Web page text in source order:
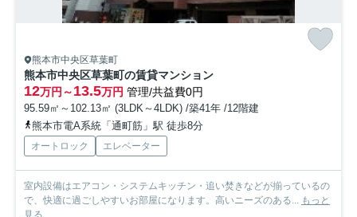
熊本市中央区草葉町
熊本市中央区草葉町の賃貸マンション
12万円～13.5万円 管理/共益費0円
95.59㎡～102.13㎡ (3LDK～4LDK) /築41年 /12階建
熊本市電A系統「通町筋」駅 徒歩8分
オートロック エレベーター
室内設備はエアコン・システムキッチン・追い焚きなどが揃っているの
で、快適に過ごしやすいお部屋になります。高いニーズのある...
もっと
見る